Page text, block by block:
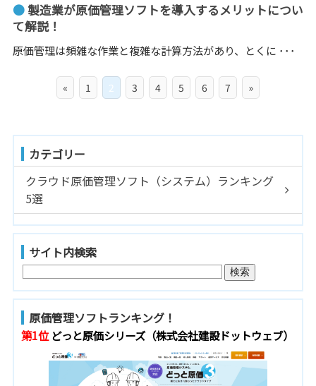
● 製造業が原価管理ソフトを導入するメリットについ
て解説！
原価管理は頻雑な作業と複雑な計算方法があり、とくに ･･･
« 1 2 3 4 5 6 7 »
カテゴリー
クラウド原価管理ソフト（システム）ランキング
5選
サイト内検索
原価管理ソフトランキング！
第1位 どっと原価シリーズ（株式会社建設ドットウェブ）